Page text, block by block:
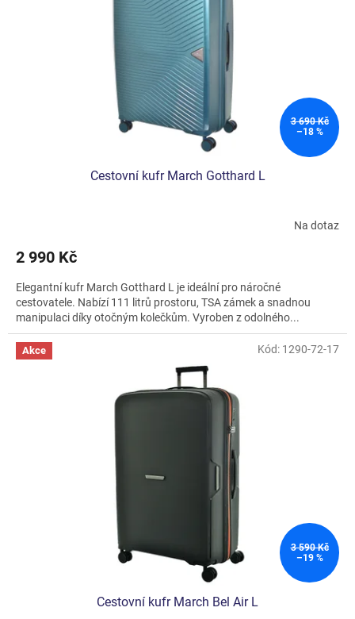
3 690 Kč
–18 %
Cestovní kufr March Gotthard L
Na dotaz
2 990 Kč
Elegantní kufr March Gotthard L je ideální pro náročné
cestovatele. Nabízí 111 litrů prostoru, TSA zámek a snadnou
manipulaci díky otočným kolečkům. Vyroben z odolného...
Akce
3 590 Kč
–19 %
Cestovní kufr March Bel Air L
Kód: 1290-72-17